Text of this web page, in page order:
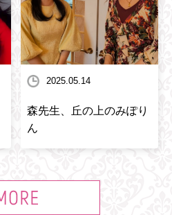
2025.05.14
森先生、丘の上のみぽり
ん